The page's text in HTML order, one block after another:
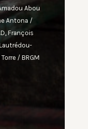
Abou
Antona /
François
/ BRGM